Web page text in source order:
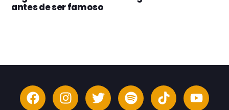
antes de ser famoso